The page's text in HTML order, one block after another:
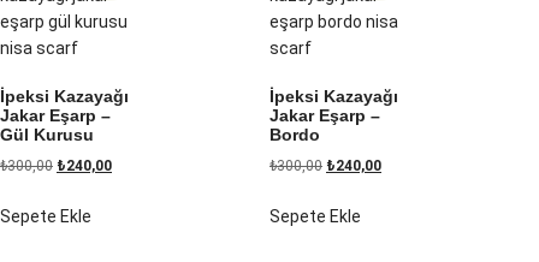
İpeksi Kazayağı
Jakar Eşarp –
Gül Kurusu
₺300,00 ₺240,00
Sepete Ekle
İpeksi Kazayağı
Jakar Eşarp –
Bordo
₺300,00 ₺240,00
Sepete Ekle